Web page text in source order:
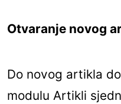
Otvaranje novog
Do novog artikla
modulu Artikli